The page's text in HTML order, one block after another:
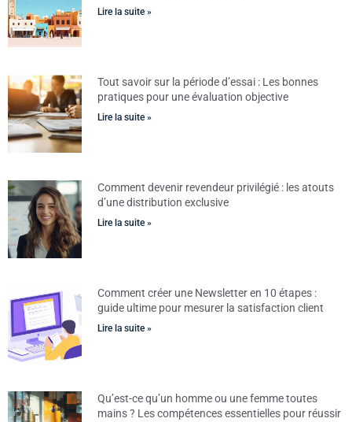
Lire la suite »
Tout savoir sur la période d’essai : Les bonnes
pratiques pour une évaluation objective
Lire la suite »
Comment devenir revendeur privilégié : les atouts
d’une distribution exclusive
Lire la suite »
Comment créer une Newsletter en 10 étapes :
guide ultime pour mesurer la satisfaction client
Lire la suite »
Qu’est-ce qu’un homme ou une femme toutes
mains ? Les compétences essentielles pour réussir